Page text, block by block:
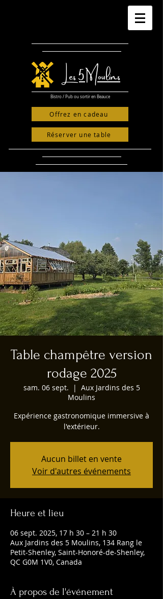
​Les 5 Moulins
Bistro / Pub ou sortir en Beauce
Offrez en cadeau
Réserver une table
Table champêtre version
rodage 2025
sam. 06 sept.
  |
Aux Jardins des 5
Moulins
Expérience gastronomique immersive à
l'extérieur.
Aucun billet en vente
Voir d'autres événements
Heure et lieu
06 sept. 2025, 17 h 30 – 21 h 30
Aux Jardins des 5 Moulins, 134 Rang le
Petit-Shenley, Saint-Honoré-de-Shenley,
QC G0M 1V0, Canada
À propos de l'événement